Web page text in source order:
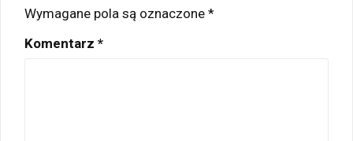
Wymagane pola są oznaczone *
Komentarz *